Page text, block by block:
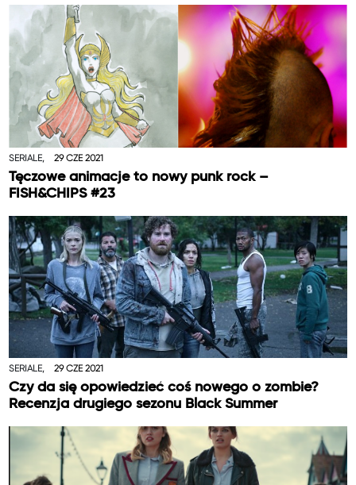
SERIALE, 29 CZE 2021
Tęczowe animacje to nowy punk rock –
FISH&CHIPS #23
SERIALE, 29 CZE 2021
Czy da się opowiedzieć coś nowego o zombie?
Recenzja drugiego sezonu Black Summer